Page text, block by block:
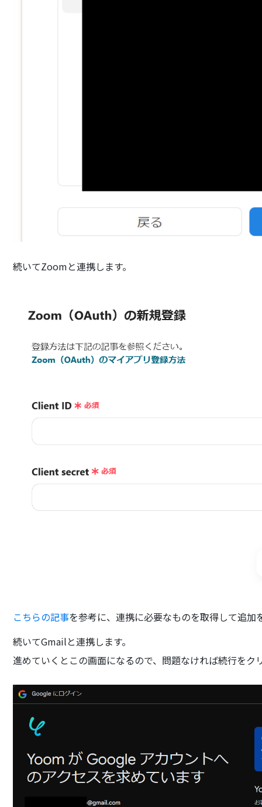
続いてZoomと連携します。
こちらの記事を参考に、連携に必要なものを取得して追加
続いてGmailと連携します。
進めていくとこの画面になるので、問題なければ続行をク